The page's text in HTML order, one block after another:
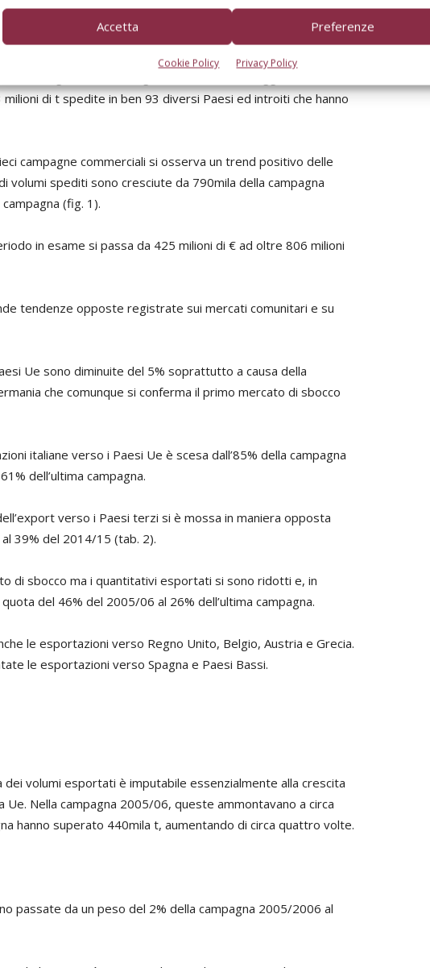
Accetta Preferenze
Cookie Policy Privacy Policy
a livello mondiale, mentre Francia, Cile, Polonia, Nuova
il ruolo di inseguitori,
va da agosto 2014 a luglio 2015, l’Italia ha raggiunto livelli
di t spedite in ben 93 diversi Paesi ed introiti che hanno
campagne commerciali si osserva un trend positivo delle
volumi spediti sono cresciute da 790mila della campagna
(fig. 1).
in esame si passa da 425 milioni di € ad oltre 806 milioni
tendenze opposte registrate sui mercati comunitari e su
Ue sono diminuite del 5% soprattutto a causa della
che comunque si conferma il primo mercato di sbocco
italiane verso i Paesi Ue è scesa dall’85% della campagna
dell’ultima campagna.
verso i Paesi terzi si è mossa in maniera opposta
39% del 2014/15 (tab. 2).
di sbocco ma i quantitativi esportati si sono ridotti e, in
del 46% del 2005/06 al 26% dell’ultima campagna.
le esportazioni verso Regno Unito, Belgio, Austria e Grecia.
le esportazioni verso Spagna e Paesi Bassi.
dei volumi esportati è imputabile essenzialmente alla crescita
Nella campagna 2005/06, queste ammontavano a circa
hanno superato 440mila t, aumentando di circa quattro volte.
passate da un peso del 2% della campagna 2005/2006 al